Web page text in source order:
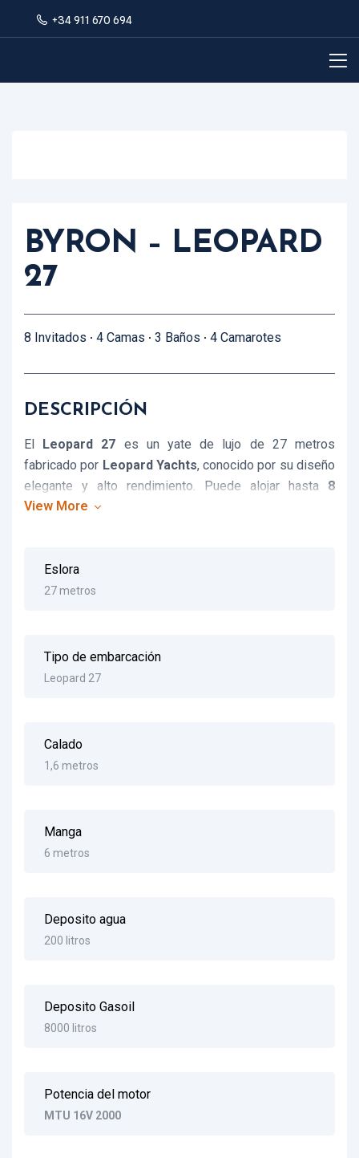
+34 911 670 694
BYRON – LEOPARD
27
8 Invitados 4 Camas 3 Baños 4 Camarotes
DESCRIPCIÓN
El Leopard 27 es un yate de lujo de 27 metros
fabricado por Leopard Yachts, conocido por su diseño
elegante y alto rendimiento. Puede alojar hasta 8
huéspedes en 4 cabinas
View More
Eslora
27 metros
Tipo de embarcación
Leopard 27
Calado
1,6 metros
Manga
6 metros
Deposito agua
200 litros
Deposito Gasoil
8000 litros
Potencia del motor
MTU 16V 2000